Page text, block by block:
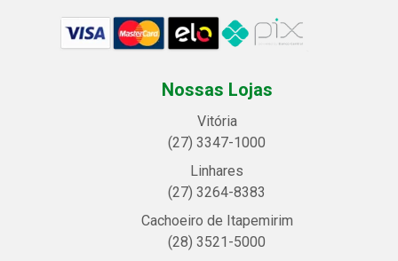
Nossas Lojas
Vitória
(27) 3347-1000
Linhares
(27) 3264-8383
Cachoeiro de Itapemirim
(28) 3521-5000